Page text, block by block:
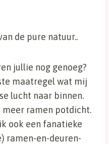
de pure natuur..
jullie nog genoeg?
maatregel wat mij
lucht naar binnen.
meer ramen potdicht.
ook een fanatieke
ramen-en-deuren-